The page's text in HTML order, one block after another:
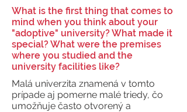
What is the first thing that comes to
mind when you think about your
"adoptive" university? What made it
special? What were the premises
where you studied and the
university facilities like?
Malá univerzita znamená v tomto
prípade aj pomerne malé triedy, čo
umožňuje často otvorený a